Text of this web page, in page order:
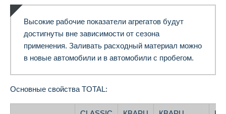
Высокие рабочие показатели агрегатов будут
достигнуты вне зависимости от сезона
применения. Заливать расходный материал можно
в новые автомобили и в автомобили с пробегом.
Основные свойства TOTAL: